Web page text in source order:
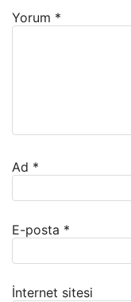
Yorum *
Ad *
E-posta *
İnternet sitesi